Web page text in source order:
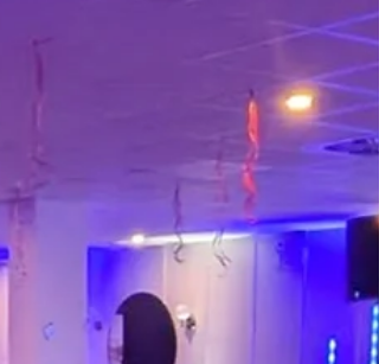
Superbe expérience avec DJ Charley ! Une
grande première pour notre party de Noël de
bureau, et ce fut un succès sur toute la ligne.
Professionnel, dynamique et excellent pour créer
une ambiance festive. Je recommande fortement
ses services ! Merci à toi, nous avons eu des
commentaires à ton sujet et c'est certain que
allons te prendre pour l'année prochaine. Merci
encore une fois. DJ animateur : Charles-André